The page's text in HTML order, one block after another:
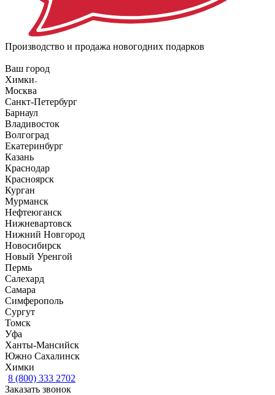
Производство и продажа новогодних подарков
Ваш город
Химки
Москва
Санкт-Петербург
Барнаул
Владивосток
Волгоград
Екатеринбург
Казань
Краснодар
Красноярск
Курган
Мурманск
Нефтеюганск
Нижневартовск
Нижний Новгород
Новосибирск
Новый Уренгой
Пермь
Салехард
Самара
Симферополь
Сургут
Томск
Уфа
Ханты-Мансийск
Южно Сахалинск
Химки
8 (800) 333 2702
Заказать звонок